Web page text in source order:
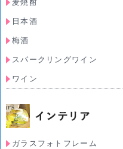
麦焼酎
日本酒
梅酒
スパークリングワイン
ワイン
ガラスフォトフレーム